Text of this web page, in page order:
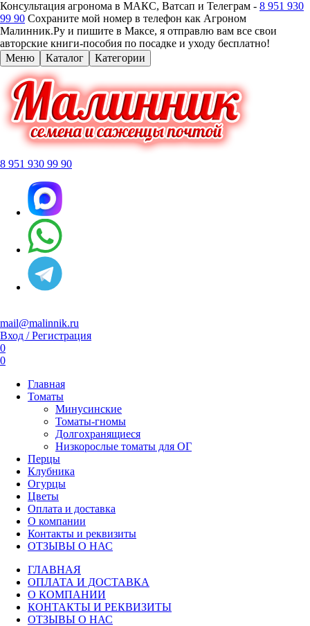
Консультация агронома в МАКС, Ватсап и Телеграм - 8 951 930
99 90 Сохраните мой номер в телефон как Агроном
Малинник.Ру и пишите в Максе, я отправлю вам все свои
авторские книги-пособия по посадке и уходу бесплатно!
Меню
Каталог Категории
8 951 930 99 90
mail@malinnik.ru
Вход / Регистрация
0
0
Главная
Томаты
Минусинские
Томаты-гномы
Долгохранящиеся
Низкорослые томаты для ОГ
Перцы
Клубника
Огурцы
Цветы
Оплата и доставка
О компании
Контакты и реквизиты
ОТЗЫВЫ О НАС
ГЛАВНАЯ
ОПЛАТА И ДОСТАВКА
О КОМПАНИИ
КОНТАКТЫ И РЕКВИЗИТЫ
ОТЗЫВЫ О НАС